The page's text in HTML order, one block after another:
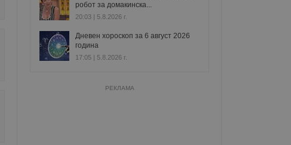
робот за домакинска...
20:03 | 5.8.2026 г.
Дневен хороскоп за 6 август 2026
година
17:05 | 5.8.2026 г.
РЕКЛАМА